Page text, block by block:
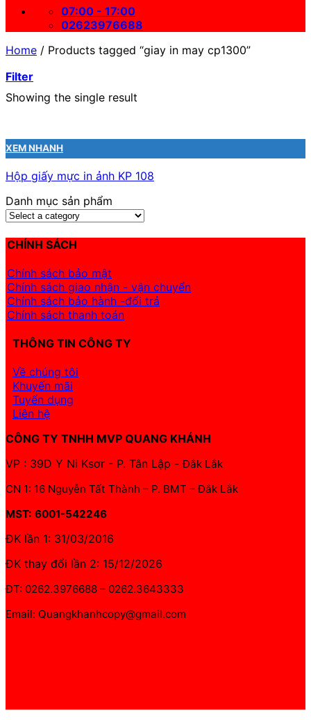
07:00 - 17:00
02623976688
Home / Products tagged “giay in may cp1300”
Filter
Showing the single result
XEM NHANH
Hộp giấy mực in ảnh KP 108
Danh mục sản phẩm
CHÍNH SÁCH
Chính sách bảo mật
Chính sách giao nhận - vận chuyển
Chính sách bảo hành -đổi trả
Chính sách thanh toán
THÔNG TIN CÔNG TY
Về chúng tôi
Khuyến mãi
Tuyển dụng
Liên hệ
CÔNG TY TNHH MVP QUANG KHÁNH
VP : 39D Y Ni Ksơr - P. Tân Lập -Đắk Lắk
CN 1: 16 Nguyễn Tất Thành – P. BMT – Đắk Lắk
MST: 6001-542246
ĐK lần 1: 31/03/2016
ĐK thay đổi lần 2: 15/12/2026
ĐT: 0262.3976688 – 0262.3643333
Email: Quangkhanhcopy@gmail.com